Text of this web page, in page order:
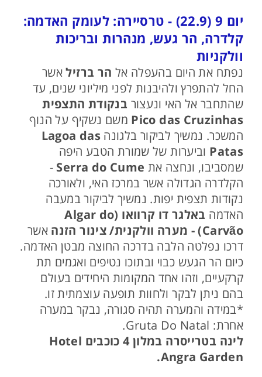
יום 9 (22.9) - טרסיירה: לעומק האדמה:
קלדרה, הר געש, מנהרות ובריכות
וולקניות
נפתח את היום בהעפלה אל הר ברזילאשר
החל להתפרץ ולהיבנות לפני מיליוני שנים, עד
שהתחבר אל האי ונעצור בנקודת התצפית
Pico das Cruzinhas משם נשקיף על הנוף
המשכר. נמשיך לביקור בלגונהLagoa das
Patas וביערות של שמורת הטבע היפה
שמסביבו, ונחצה את Serra do Cume
-
הקלדרה הגדולה אשר במרכז האי, ולאורכה
נקודות תצפית יפות. נמשיך לביקור במעבה
האדמה
באלגר דו קרוואו (Algar do
Carvão) -
מערה וולקנית/ צינור הזנה אשר
דרכו נפלטה הלבה בדרכה החוצה מבטן האדמה.
כיום הר הגעש כבוי ובתוכו נטיפים ואגמים תת
קרקעיים, וזהו אחד המקומות היחידים בעולם
בהם ניתן לבקר ולחוות תופעה עוצמתית זו.
*במידה והמערה תהיה סגורה, נבקר במערה
אחרת: Gruta Do Natal.
לינה בטרייסרה במלון 4 כוכבים Hotel
Angra Garden.